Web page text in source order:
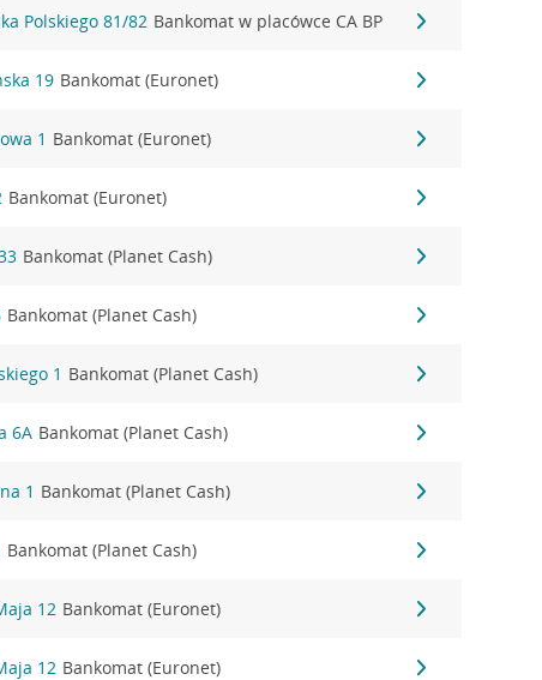
Polskiego 81/82 Bankomat w placówce CA BP
19 Bankomat (Euronet)
1 Bankomat (Euronet)
Bankomat (Euronet)
Bankomat (Planet Cash)
Bankomat (Planet Cash)
1 Bankomat (Planet Cash)
6A Bankomat (Planet Cash)
1 Bankomat (Planet Cash)
Bankomat (Planet Cash)
12 Bankomat (Euronet)
12 Bankomat (Euronet)